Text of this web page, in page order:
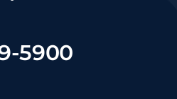
5900